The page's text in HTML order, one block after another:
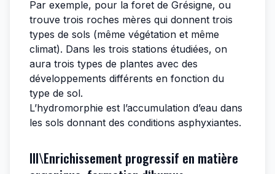
Par exemple, pour la foret de Grésigne, ou
trouve trois roches mères qui donnent trois
types de sols (même végétation et même
climat). Dans les trois stations étudiées, on
aura trois types de plantes avec des
développements différents en fonction du
type de sol.
L’hydromorphie est l’accumulation d’eau dans
les sols donnant des conditions asphyxiantes.
III\Enrichissement progressif en matière